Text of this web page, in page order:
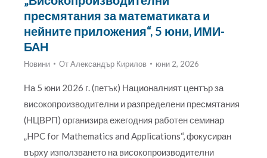
пресмятания за математиката и
нейните приложения“, 5 юни, ИМИ-
БАН
Новини ОтАлександър Кирилов юни 2, 2026
На 5 юни 2026 г. (петък) Националният център за
високопроизводителни и разпределени пресмятания
(НЦВРП) организира ежегодния работен семинар
„HPC for Mathematics and Applications“, фокусиран
върху използването на високопроизводителни